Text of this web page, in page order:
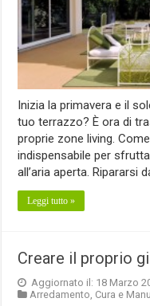
Inizia la primavera e il
tuo terrazzo? È ora di
proprie zone living.
indispensabile per
all’aria aperta. Ripararsi
Leggi tutto »
Creare il proprio
Aggiornato il: 18 Marzo
Arredamento Cura e